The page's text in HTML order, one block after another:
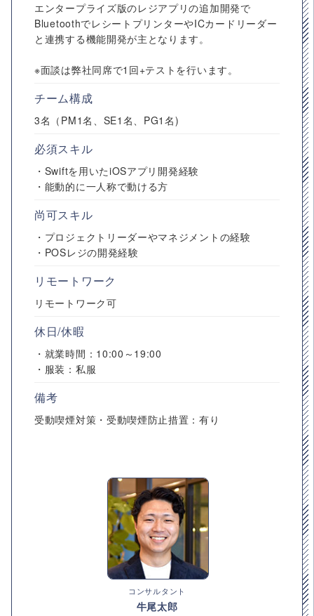
エンタープライズ版のレジアプリの追加開発で
BluetoothでレシートプリンターやICカードリーダー
と連携する機能開発が主となります。
※面談は弊社同席で1回+テストを行います。
チーム構成
3名（PM1名、SE1名、PG1名)
必須スキル
・Swiftを用いたiOSアプリ開発経験
・能動的に一人称で動ける方
尚可スキル
・プロジェクトリーダーやマネジメントの経験
・POSレジの開発経験
リモートワーク
リモートワーク可
休日/休暇
・就業時間：10:00～19:00
・服装：私服
備考
受動喫煙対策・受動喫煙防止措置：有り
コンサルタント
牛尾太郎